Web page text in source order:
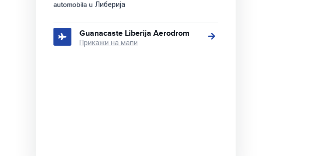
automobila u Либерија
Guanacaste Liberija Aerodrom
Прикажи на мапи